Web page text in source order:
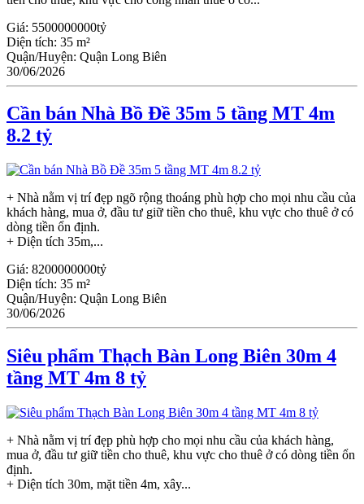
Giá: 5500000000tỷ
Diện tích: 35 m²
Quận/Huyện: Quận Long Biên
30/06/2026
Cần bán Nhà Bồ Đề 35m 5 tầng MT 4m
8.2 tỷ
+ Nhà nằm vị trí đẹp ngõ rộng thoáng phù hợp cho mọi nhu cầu của
khách hàng, mua ở, đầu tư giữ tiền cho thuê, khu vực cho thuê ở có
dòng tiền ổn định.
+ Diện tích 35m,...
Giá: 8200000000tỷ
Diện tích: 35 m²
Quận/Huyện: Quận Long Biên
30/06/2026
Siêu phẩm Thạch Bàn Long Biên 30m 4
tầng MT 4m 8 tỷ
+ Nhà nằm vị trí đẹp phù hợp cho mọi nhu cầu của khách hàng,
mua ở, đầu tư giữ tiền cho thuê, khu vực cho thuê ở có dòng tiền ổn
định.
+ Diện tích 30m, mặt tiền 4m, xây...